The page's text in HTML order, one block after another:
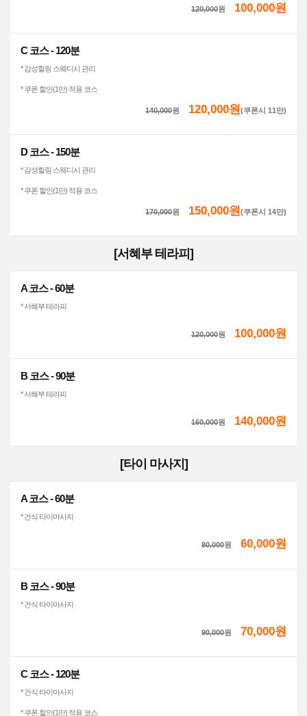
120,000원 100,000원
C 코스 - 120분
* 감성힐링 스웨디시 관리
* 쿠폰 할인(1만) 적용 코스
140,000원 120,000원 (쿠폰시 11만)
D 코스 - 150분
* 감성힐링 스웨디시 관리
* 쿠폰 할인(1만) 적용 코스
170,000원 150,000원 (쿠폰시 14만)
[서혜부 테라피]
A 코스 - 60분
* 서혜부 테라피
120,000원 100,000원
B 코스 - 90분
* 서혜부 테라피
160,000원 140,000원
[타이 마사지]
A 코스 - 60분
* 건식 타이마사지
80,000원 60,000원
B 코스 - 90분
* 건식 타이마사지
90,000원 70,000원
C 코스 - 120분
* 건식 타이마사지
* 쿠폰 할인(1만) 적용 코스